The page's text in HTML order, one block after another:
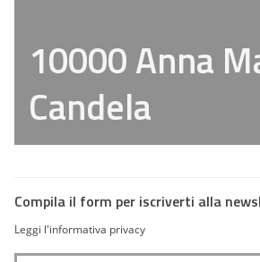
10000 Anna
Candela
Compila il form per iscriverti alla
Leggi l'informativa privacy